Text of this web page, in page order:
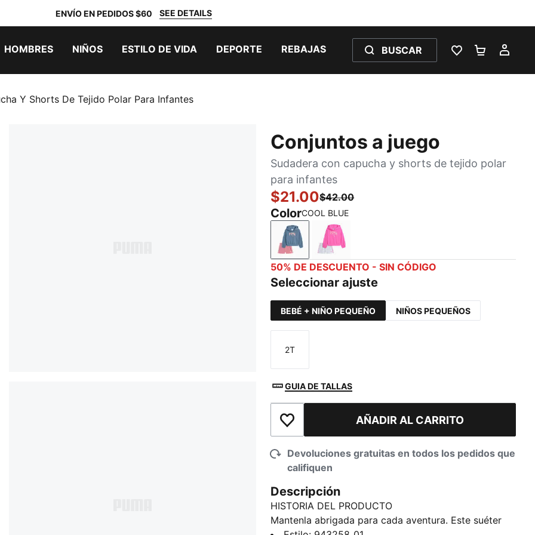
ENVÍO EN PEDIDOS $60 SEE DETAILS
HOMBRES NIÑOS ESTILO DE VIDA DEPORTE REBAJAS BUSCAR
LISTA DE
Y Shorts De Tejido Polar Para Infantes
Conjuntos a juego
Sudadera con capucha y shorts de tejido polar
para infantes
$21.00$42.00
ColorCOOL BLUE
COOL BLUEPINK PIXEL
50% DE DESCUENTO - SIN CÓDIGO
Seleccionar ajuste
BEBÉ + NIÑO PEQUEÑO NIÑOS PEQUEÑOS
Talla
2T
GUIA DE TALLAS
Añadir a la lista de deseosAÑADIR AL CARRITO
Devoluciones gratuitas en todos los pedidos que
califiquen
Descripción
HISTORIA DEL PRODUCTO
Mantenla abrigada para cada aventura. Este suéter